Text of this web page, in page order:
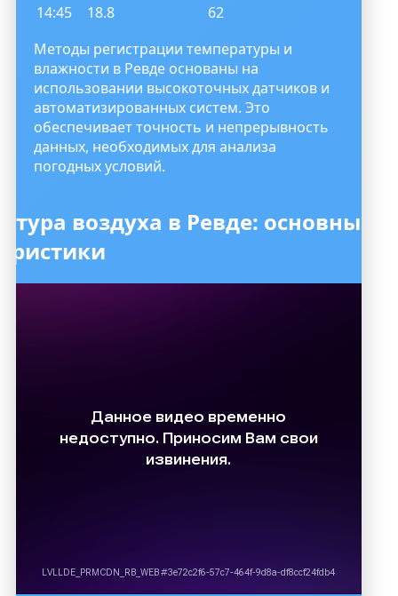
14:45
18.8
62
Методы регистрации температуры и
влажности в Ревде основаны на
использовании высокоточных датчиков и
автоматизированных систем. Это
обеспечивает точность и непрерывность
данных, необходимых для анализа
погодных условий.
воздуха в Ревде: основные